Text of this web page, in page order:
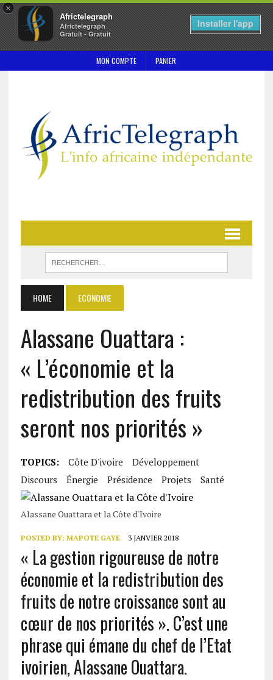
×
Africtelegraph
Africtelegraph
Gratuit - Gratuit
Installer l'app
MON COMPTE PANIER
HOME ECONOMIE
Alassane Ouattara :
« L’économie et la
redistribution des fruits
seront nos priorités »
TOPICS: Côte D'ivoire
Développement
Discours
Énergie Présidence Projets Santé
Alassane Ouattara et la Côte d'Ivoire
POSTED BY: MAPOTE GAYE 3 JANVIER 2018
« La gestion rigoureuse de notre
économie et la redistribution des
fruits de notre croissance sont au
cœur de nos priorités ». C’est une
phrase qui émane du chef de l’Etat
ivoirien, Alassane Ouattara.